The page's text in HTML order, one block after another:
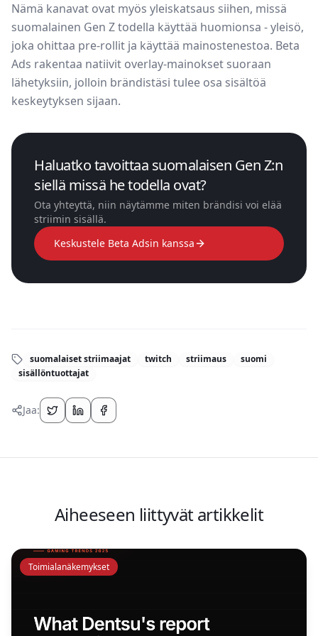
Nämä kanavat ovat myös yleiskatsaus siihen, missä
suomalainen Gen Z todella käyttää huomionsa - yleisö,
joka ohittaa pre-rollit ja käyttää mainostenestoa. Beta
Ads rakentaa natiivit overlay-mainokset suoraan
lähetyksiin, jolloin brändistäsi tulee osa sisältöä
keskeytyksen sijaan.
Haluatko tavoittaa suomalaisen Gen Z:n
siellä missä he todella ovat?
Ota yhteyttä, niin näytämme miten brändisi voi elää
striimin sisällä.
Keskustele Beta Adsin kanssa
suomalaiset striimaajat twitch striimaus
suomi
sisällöntuottajat
Jaa:
Aiheeseen liittyvät artikkelit
Toimialanäkemykset